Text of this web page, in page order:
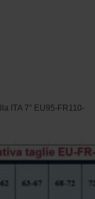
ITA 7° EU95-FR110-